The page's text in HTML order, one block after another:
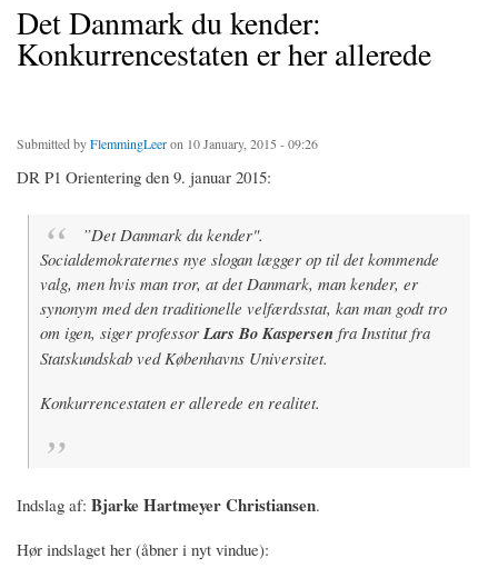
Det Danmark du kender:
Konkurrencestaten er her allerede
Submitted byFlemmingLeeron 10 January, 2015 - 09:26
DR P1 Orientering den 9. januar 2015:
”Det Danmark du kender".
Socialdemokraternes nye slogan lægger op til det kommende
valg, men hvis man tror, at det Danmark, man kender, er
synonym med den traditionelle velfærdsstat, kan man godt tro
om igen, siger professorLars Bo Kaspersen fra Institut fra
Statskundskab ved Københavns Universitet.
Konkurrencestaten er allerede en realitet.
Indslag af: Bjarke Hartmeyer Christiansen.
Hør indslaget her (åbner i nyt vindue):